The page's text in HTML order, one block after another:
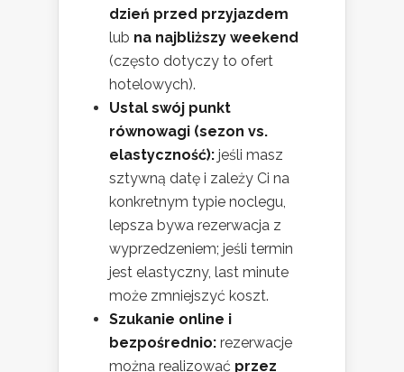
dzień przed przyjazdem
lub na najbliższy weekend
(często dotyczy to ofert
hotelowych).
Ustal swój punkt
równowagi (sezon vs.
elastyczność): jeśli masz
sztywną datę i zależy Ci na
konkretnym typie noclegu,
lepsza bywa rezerwacja z
wyprzedzeniem; jeśli termin
jest elastyczny, last minute
może zmniejszyć koszt.
Szukanie online i
bezpośrednio: rezerwacje
można realizować przez